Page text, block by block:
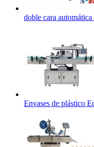
doble cara
Envases de plástico